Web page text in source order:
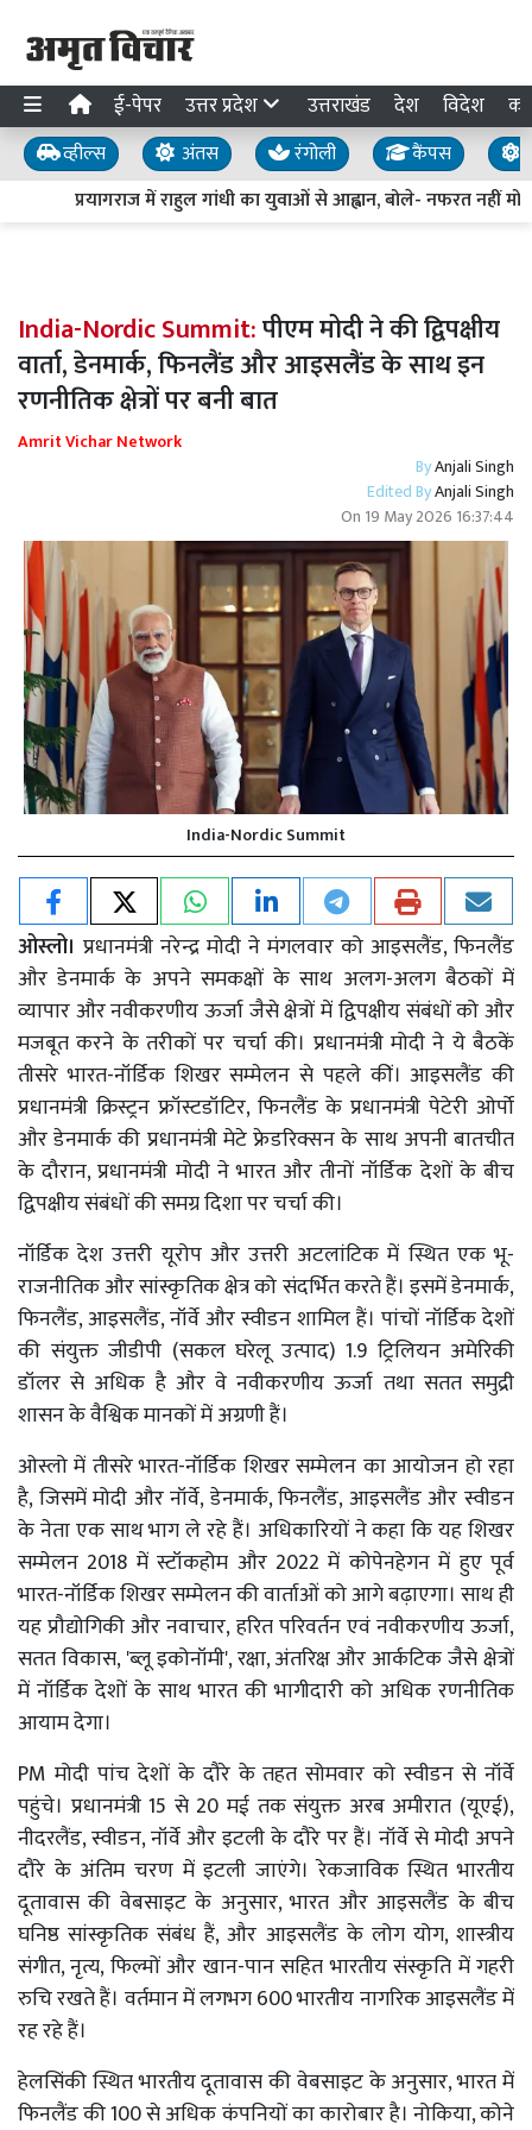
ई-पेपर उत्तर प्रदेश उत्तराखंड देश विदेश
व्हील्स अंतस रंगोली कैंपस
प्रयागराज में राहुल गांधी का युवाओं से आह्वान, बोले- नफरत नहीं
India-Nordic Summit:पीएम मोदी ने की द्विपक्षीय
वार्ता, डेनमार्क, फिनलैंड और आइसलैंड के साथ इन
रणनीतिक क्षेत्रों पर बनी बात
Amrit Vichar Network
ByAnjali Singh
Edited ByAnjali Singh
On 19 May 2026 16:37:44
India-Nordic Summit
ओस्लो। प्रधानमंत्री नरेन्द्र मोदी ने मंगलवार को आइसलैंड, फिनलैंड
और डेनमार्क के अपने समकक्षों के साथ अलग-अलग बैठकों में
व्यापार और नवीकरणीय ऊर्जा जैसे क्षेत्रों में द्विपक्षीय संबंधों को और
मजबूत करने के तरीकों पर चर्चा की। प्रधानमंत्री मोदी ने ये बैठकें
तीसरे भारत-नॉर्डिक शिखर सम्मेलन से पहले कीं। आइसलैंड की
प्रधानमंत्री क्रिस्ट्रन फ्रॉस्टडॉटिर, फिनलैंड के प्रधानमंत्री पेटेरी ओर्पो
और डेनमार्क की प्रधानमंत्री मेटे फ्रेडरिक्सन के साथ अपनी बातचीत
के दौरान, प्रधानमंत्री मोदी ने भारत और तीनों नॉर्डिक देशों के बीच
द्विपक्षीय संबंधों की समग्र दिशा पर चर्चा की।
नॉर्डिक देश उत्तरी यूरोप और उत्तरी अटलांटिक में स्थित एक भू-
राजनीतिक और सांस्कृतिक क्षेत्र को संदर्भित करते हैं। इसमें डेनमार्क,
फिनलैंड, आइसलैंड, नॉर्वे और स्वीडन शामिल हैं। पांचों नॉर्डिक देशों
की संयुक्त जीडीपी (सकल घरेलू उत्पाद) 1.9 ट्रिलियन अमेरिकी
डॉलर से अधिक है और वे नवीकरणीय ऊर्जा तथा सतत समुद्री
शासन के वैश्विक मानकों में अग्रणी हैं।
ओस्लो में तीसरे भारत-नॉर्डिक शिखर सम्मेलन का आयोजन हो रहा
है, जिसमें मोदी और नॉर्वे, डेनमार्क, फिनलैंड, आइसलैंड और स्वीडन
के नेता एक साथ भाग ले रहे हैं। अधिकारियों ने कहा कि यह शिखर
सम्मेलन 2018 में स्टॉकहोम और 2022 में कोपेनहेगन में हुए पूर्व
भारत-नॉर्डिक शिखर सम्मेलन की वार्ताओं को आगे बढ़ाएगा। साथ ही
यह प्रौद्योगिकी और नवाचार, हरित परिवर्तन एवं नवीकरणीय ऊर्जा,
सतत विकास, 'ब्लू इकोनॉमी', रक्षा, अंतरिक्ष और आर्कटिक जैसे क्षेत्रों
में नॉर्डिक देशों के साथ भारत की भागीदारी को अधिक रणनीतिक
आयाम देगा।
PM मोदी पांच देशों के दौरे के तहत सोमवार को स्वीडन से नॉर्वे
पहुंचे। प्रधानमंत्री 15 से 20 मई तक संयुक्त अरब अमीरात (यूएई),
नीदरलैंड, स्वीडन, नॉर्वे और इटली के दौरे पर हैं। नॉर्वे से मोदी अपने
दौरे के अंतिम चरण में इटली जाएंगे। रेकजाविक स्थित भारतीय
दूतावास की वेबसाइट के अनुसार, भारत और आइसलैंड के बीच
घनिष्ठ सांस्कृतिक संबंध हैं, और आइसलैंड के लोग योग, शास्त्रीय
संगीत, नृत्य, फिल्मों और खान-पान सहित भारतीय संस्कृति में गहरी
रुचि रखते हैं। वर्तमान में लगभग 600 भारतीय नागरिक आइसलैंड में
रह रहे हैं।
हेलसिंकी स्थित भारतीय दूतावास की वेबसाइट के अनुसार, भारत में
फिनलैंड की 100 से अधिक कंपनियों का कारोबार है। नोकिया, कोने